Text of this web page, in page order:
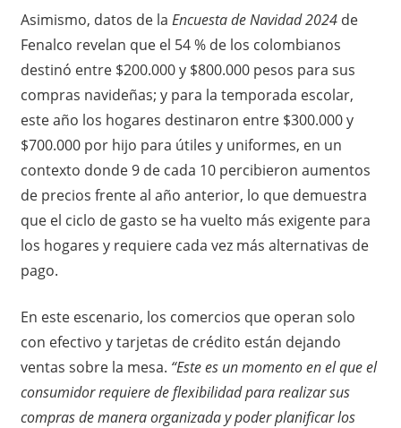
Asimismo, datos de la Encuesta de Navidad 2024de
Fenalco revelan que el 54 % de los colombianos
destinó entre $200.000 y $800.000 pesos para sus
compras navideñas; y para la temporada escolar,
este año los hogares destinaron entre $300.000 y
$700.000 por hijo para útiles y uniformes, en un
contexto donde 9 de cada 10 percibieron aumentos
de precios frente al año anterior, lo que demuestra
que el ciclo de gasto se ha vuelto más exigente para
los hogares y requiere cada vez más alternativas de
pago.
En este escenario, los comercios que operan solo
con efectivo y tarjetas de crédito están dejando
ventas sobre la mesa. “Este es un momento en el que el
consumidor requiere de flexibilidad para realizar sus
compras de manera organizada y poder planificar los